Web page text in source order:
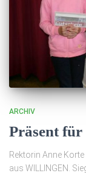
ARCHIV
Präsent für
Rektorin Anne
aus WILLINGEN.